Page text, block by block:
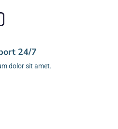
24/7
dolor sit amet.